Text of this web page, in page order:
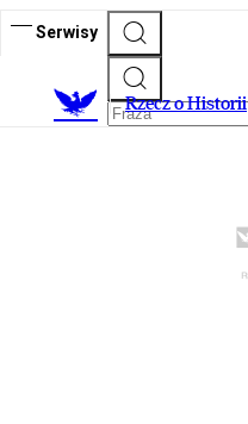
Serwisy
Rzecz o Historii